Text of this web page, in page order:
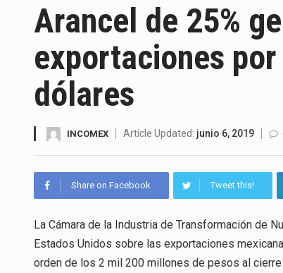
La Coalition for a
Solo el 17.8 % de las
Los créditos fiscales
La industria automotriz
La inversión fija bruta
El gobierno de Estados
El Departamento de
Arancel de 25%
exportaciones
dólares
INCOMEX Article Updated: junio 6, 2019
Share on Facebook Tweet this!
La Cámara de la Industria de Transformación de
Estados Unidos sobre las exportaciones
orden de los 2 mil 200 millones de pesos al